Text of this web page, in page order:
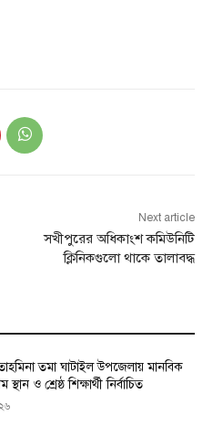
Next article
সখীপুরের অধিকাংশ কমিউনিটি
ক্লিনিকগুলো থাকে তালাবদ্ধ
তমা ঘাটাইল উপজেলায় মানবিক
স্থান ও শ্রেষ্ঠ শিক্ষার্থী নির্বাচিত